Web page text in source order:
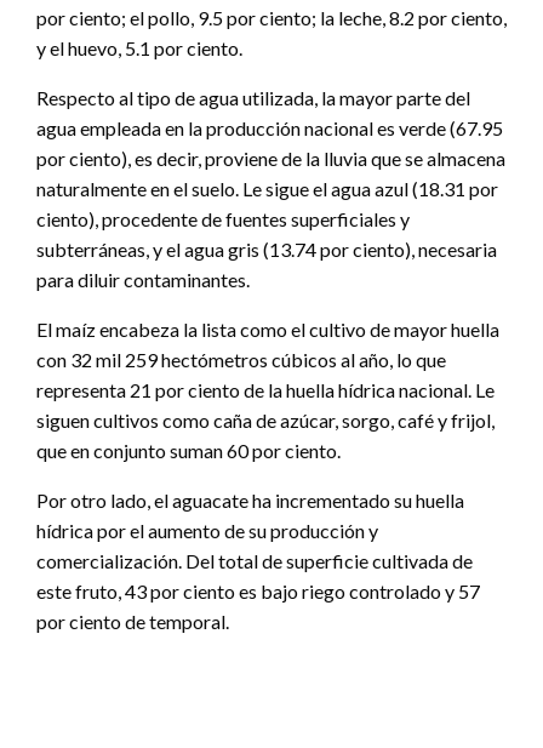
por ciento; el pollo, 9.5 por ciento; la leche, 8.2 por ciento,
y el huevo, 5.1 por ciento.
Respecto al tipo de agua utilizada, la mayor parte del
agua empleada en la producción nacional es verde (67.95
por ciento), es decir, proviene de la lluvia que se almacena
naturalmente en el suelo. Le sigue el agua azul (18.31 por
ciento), procedente de fuentes superficiales y
subterráneas, y el agua gris (13.74 por ciento), necesaria
para diluir contaminantes.
El maíz encabeza la lista como el cultivo de mayor huella
con 32 mil 259 hectómetros cúbicos al año, lo que
representa 21 por ciento de la huella hídrica nacional. Le
siguen cultivos como caña de azúcar, sorgo, café y frijol,
que en conjunto suman 60 por ciento.
Por otro lado, el aguacate ha incrementado su huella
hídrica por el aumento de su producción y
comercialización. Del total de superficie cultivada de
este fruto, 43 por ciento es bajo riego controlado y 57
por ciento de temporal.